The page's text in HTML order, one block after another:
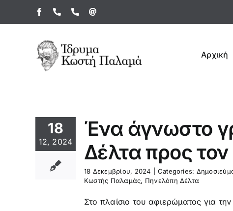
Μετάβαση
FacebookΤηλέφωνο
Τηλέφωνο
Αρχική
18
12, 2024
Ένα άγνωστο
Δέλτα προς
18 Δεκεμβρίου, 2024 Categories:
Κωστής Παλαμάς, Πηνελόπη Δέλτα
Στο πλαίσιο του αφιερώματος για